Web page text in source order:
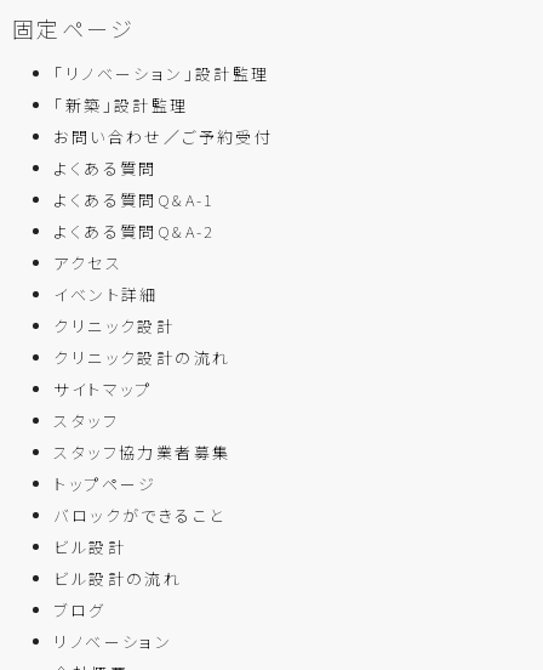
固定ページ
「リノベーション」設計監理
「新築」設計監理
お問い合わせ／ご予約受付
よくある質問
よくある質問Q&A-1
よくある質問Q&A-2
アクセス
イベント詳細
クリニック設計
クリニック設計の流れ
サイトマップ
スタッフ
スタッフ協力業者募集
トップページ
バロックができること
ビル設計
ビル設計の流れ
ブログ
リノベーション